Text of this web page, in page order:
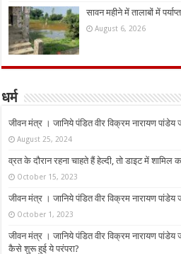
सावन महीने में तालाबों में
August 6, 2026
धर्म
जीवन मंत्र । जानिये पंडित वीर विक्रम नारायण
August 25, 2024
व्रत के दौरान रहना चाहते हैं हेल्दी, तो डाइट में
October 15, 2023
जीवन मंत्र । जानिये पंडित वीर विक्रम नारायण पांडेय
October 1, 2023
जीवन मंत्र । जानिये पंडित वीर विक्रम नारायण
कैसे शुरू हुई ये परंपरा?